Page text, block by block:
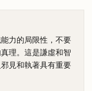
力的局限性，不要
理。這是謙虛和智
見和執著具有重要